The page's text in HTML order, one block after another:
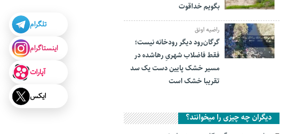
بگویم خداقوت
راضیه اونق
گرگان‌رود دیگر رودخانه نیست؛
فقط فاضلاب شهریِ رهاشده در
مسیر خشک پایین دست یک سد
تقریبا خشک است
دیگران چه چیزی را میخوانند؟
تلگرام
اینستاگرام
آپارات
ایکس